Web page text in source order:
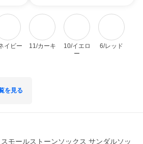
イビー 11/カーキ
10/イエロ
ー
6/レッド
を見る
モールストーンソックス サンダルソッ